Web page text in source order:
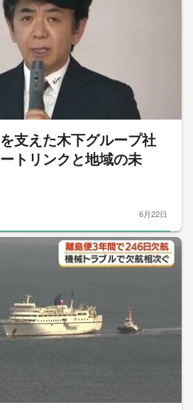
支えた木下グループ社
トリンクと地域の未
6月22日